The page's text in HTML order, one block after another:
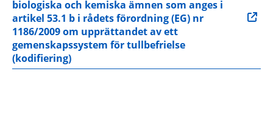
biologiska och kemiska ämnen som anges i
artikel 53.1 b i rådets förordning (EG) nr
1186/2009 om upprättandet av ett
gemenskapssystem för tullbefrielse
(kodifiering)